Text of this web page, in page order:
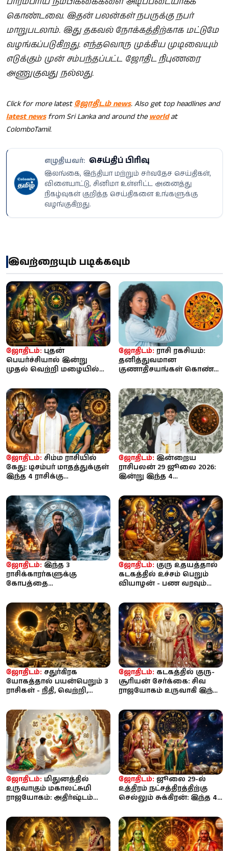
கொண்டவை. இதன் பலன்கள் நபருக்கு நபர்
மாறுபடலாம். இது தகவல் நோக்கத்திற்காக மட்டுமே
வழங்கப்படுகிறது. எந்தவொரு முக்கிய முடிவையும்
எடுக்கும் முன் சம்பந்தப்பட்ட ஜோதிட நிபுணரை
அணுகுவது நல்லது.
Click for more latestஜோதிடம் news. Also get top headlines and
latest newsfrom Sri Lanka and around theworldat
ColomboTamil.
எழுதியவர்: செய்திப் பிரிவு
இலங்கை, இந்தியா மற்றும் சர்வதேச செய்திகள்,
விளையாட்டு, சினிமா உள்ளிட்ட அனைத்து
நிகழ்வுகள் குறித்த செய்திகளை உங்களுக்கு
வழங்குகிறது.
இவற்றையும் படிக்கவும்
ஜோதிடம்: புதன்
பெயர்ச்சியால் இன்று
முதல் வெற்றி மழையில்
ராசிகள்... உங்க ராச...
ஜோதிடம்: ராசி ரகசியம்:
தனித்துவமான
குணாதிசயங்கள் கொண்ட
அவர்களின் சிறப்பம்ச...
ஜோதிடம்: சிம்ம ராசியில்
கேது: டிசம்பர் மாதத்துக்குள்
இந்த 4 ராசிக்கு
ஜோதிடம்: இன்றைய
ராசிபலன் 29 ஜூலை 2026:
இன்று இந்த 4
பணமழை... தொழில், வரு...
ஜோதிடம்: இந்த 3
ராசிக்காரர்களுக்கு
கோபத்தை
இவர்களின் கோபம்
பெரிய...
ஜோதிடம்: குரு உதயத்தால்
கடகத்தில் உச்சம் பெறும்
வியாழன் - பண வரவும்
ஜோதிடம்: சதுர்கிரக
யோகத்தால் பயன்பெறும் 3
ராசிகள் - நிதி, வெற்றி,
ஜோதிடம்: கடகத்தில் குரு-
சூரியன் சேர்க்கை: சிவ
ராஜயோகம் உருவாகி இந்த
ஜோதிடம்: மிதுனத்தில்
உருவாகும் மகாலட்சுமி
ராஜயோகம்: அதிர்ஷ்டம்
இது...
ஜோதிடம்: ஜூலை 29-ல்
உத்திரம் நட்சத்திரத்திற்கு
செல்லும் சுக்கிரன்: இந்த 4